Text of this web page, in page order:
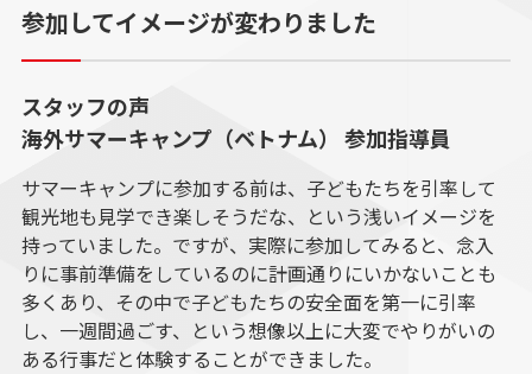
参加してイメージが変わりました
スタッフの声
海外サマーキャンプ（ベトナム）​ 参加指導員​​
サマーキャンプに参加する前は、子どもたちを引率して
観光地も見学でき楽しそうだな、という浅いイメージを
持っていました。ですが、実際に参加してみると、念入
りに事前準備をしているのに計画通りにいかないことも
多くあり、その中で子どもたちの安全面を第一に引率
し、一週間過ごす、という想像以上に大変でやりがいの
ある行事だと体験することができました。​